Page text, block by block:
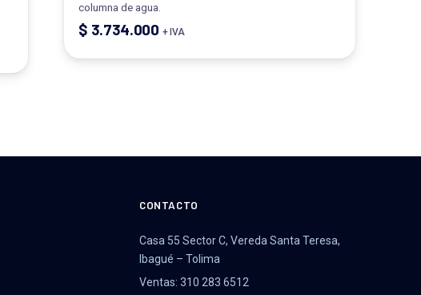
columna de agua.
$ 3.734.000 + IVA
CONTACTO
Casa 55 Sector C, Vereda Santa Teresa,
Ibagué – Tolima
Ventas: 310 283 6512